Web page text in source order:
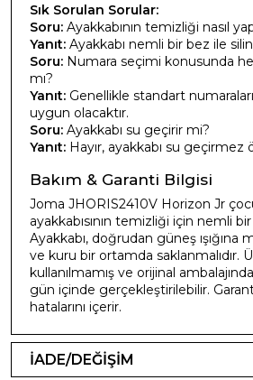
Sık Sorulan Sorular:
Soru: Ayakkabının temizliği nasıl
Yanıt: Ayakkabı nemli bir bez ile
Soru: Numara seçimi konusunda
mı?
Yanıt: Genellikle standart
uygun olacaktır.
Soru: Ayakkabı su geçirir mi?
Yanıt: Hayır, ayakkabı su geçirmez
Bakım & Garanti Bilgisi
Joma JHORIS2410V Horizon Jr
ayakkabısının temizliği için nemli bir
Ayakkabı, doğrudan güneş ışığına
ve kuru bir ortamda saklanmalıdır.
kullanılmamış ve orijinal
gün içinde gerçekleştirilebilir.
hatalarını içerir.
İADE/DEĞİŞİM